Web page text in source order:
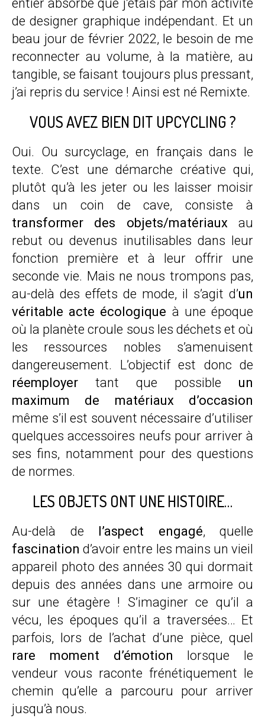
entier absorbé que j’étais par mon activité
de designer graphique indépendant. Et un
beau jour de février 2022, le besoin de me
reconnecter au volume, à la matière, au
tangible, se faisant toujours plus pressant,
j’ai repris du service ! Ainsi est né Remixte.
VOUS AVEZ BIEN DIT UPCYCLING ?
Oui. Ou surcyclage, en français dans le
texte. C’est une démarche créative qui,
plutôt qu’à les jeter ou les laisser moisir
dans un coin de cave, consiste à
transformer des objets/matériauxau
rebut ou devenus inutilisables dans leur
fonction première et à leur offrir une
seconde vie. Mais ne nous trompons pas,
au-delà des effets de mode, il s’agit d’un
véritable acte écologique à une époque
où la planète croule sous les déchets et où
les ressources nobles s’amenuisent
dangereusement. L’objectif est donc de
réemployer tant que possible un
maximum de matériaux d’occasion
même s’il est souvent nécessaire d’utiliser
quelques accessoires neufs pour arriver à
ses fins, notamment pour des questions
de normes.
LES OBJETS ONT UNE HISTOIRE…
Au-delà de l’aspect engagé, quelle
fascination d’avoir entre les mains un vieil
appareil photo des années 30 qui dormait
depuis des années dans une armoire ou
sur une étagère ! S’imaginer ce qu’il a
vécu, les époques qu’il a traversées… Et
parfois, lors de l’achat d’une pièce, quel
rare moment d’émotion lorsque le
vendeur vous raconte frénétiquement le
chemin qu’elle a parcouru pour arriver
jusqu’à nous.